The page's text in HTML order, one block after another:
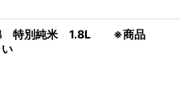
特別純米 1.8L ※商品